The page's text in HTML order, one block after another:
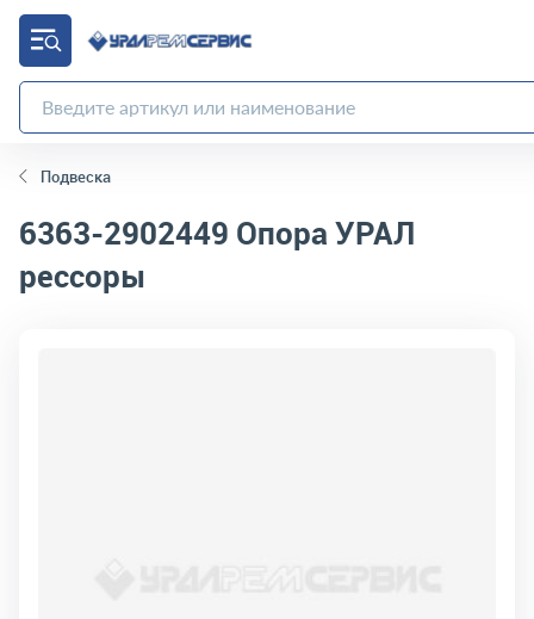
Подвеска
6363-2902449 Опора УРАЛ
рессоры